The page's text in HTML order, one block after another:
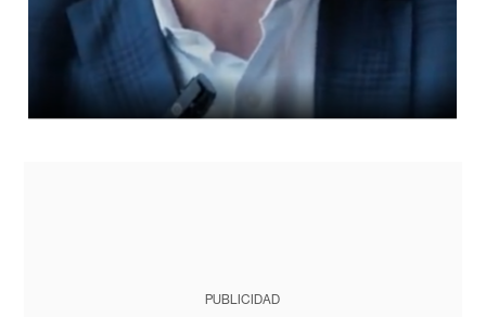
PUBLICIDAD